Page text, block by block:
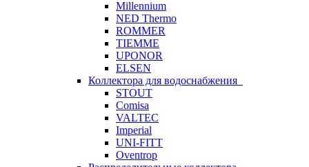
Millennium
NED Thermo
ROMMER
TIEMME
UPONOR
ELSEN
Коллектора для водоснабжения
STOUT
Comisa
VALTEC
Imperial
UNI-FITT
Oventrop